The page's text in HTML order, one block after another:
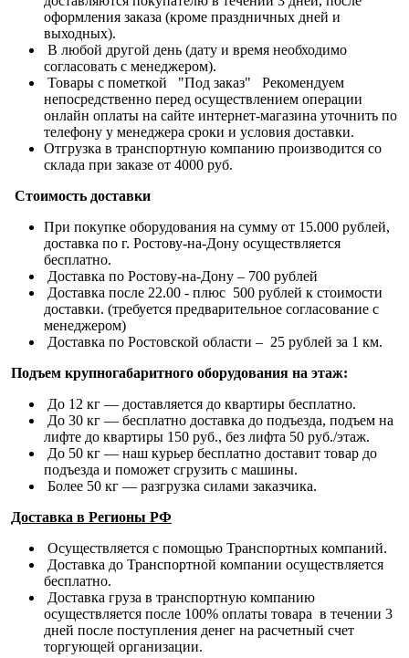
оформления заказа (кроме праздничных дней и
выходных).
В любой другой день (дату и время необходимо
согласовать с менеджером).
Товары с пометкой "Под заказ" Рекомендуем
непосредственно перед осуществлением операции
онлайн оплаты на сайте интернет-магазина уточнить по
телефону у менеджера сроки и условия доставки.
Отгрузка в транспортную компанию производится со
склада при заказе от 4000 руб.
Стоимость доставки
При покупке оборудования на сумму от 15.000 рублей,
доставка по г. Ростову-на-Дону осуществляется
бесплатно.
Доставка по Ростову-на-Дону – 700 рублей
Доставка после 22.00 - плюс 500 рублей к стоимости
доставки. (требуется предварительное согласование с
менеджером)
Доставка по Ростовской области – 25 рублей за 1 км.
Подъем крупногабаритного оборудования на этаж:
До 12 кг — доставляется до квартиры бесплатно.
До 30 кг — бесплатно доставка до подъезда, подъем на
лифте до квартиры 150 руб., без лифта 50 руб./этаж.
До 50 кг — наш курьер бесплатно доставит товар до
подъезда и поможет сгрузить с машины.
Более 50 кг — разгрузка силами заказчика.
Доставка в Регионы РФ
Осуществляется с помощью Транспортных компаний.
Доставка до Транспортной компании осуществляется
бесплатно.
Доставка груза в транспортную компанию
осуществляется после 100% оплаты товара в течении 3
дней после поступления денег на расчетный счет
торгующей организации.